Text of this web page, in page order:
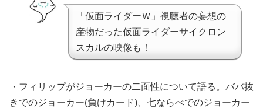
「仮面ライダーＷ」視聴者の妄想の
産物だった仮面ライダーサイクロン
スカルの映像も！
・フィリップがジョーカーの二面性について語る。ババ抜
きでのジョーカー(負けカード)、七ならべでのジョーカー